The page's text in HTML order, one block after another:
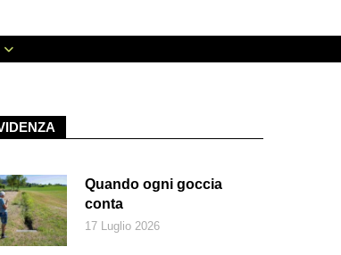
Quando ogni goccia
conta
17 Luglio 2026